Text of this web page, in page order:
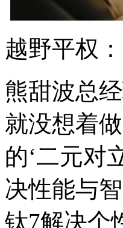
越野平权
熊甜波总
就没想着
的‘二元对
决性能与
钛7解决个